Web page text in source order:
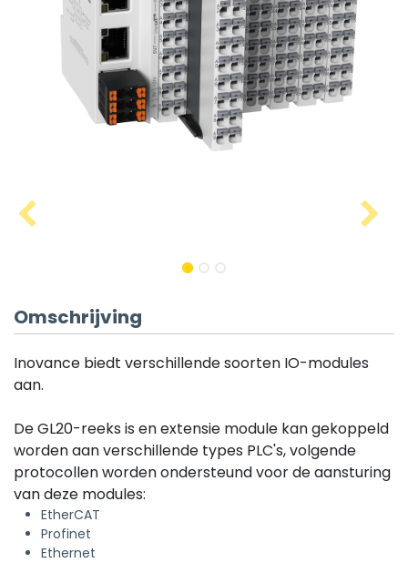
Omschrijving
Inovance biedt verschillende soorten IO-modules
aan.
De GL20-reeks is en extensie module kan gekoppeld
worden aan verschillende types PLC's, volgende
protocollen worden ondersteund voor de aansturing
van deze modules:
EtherCAT
Profinet
Ethernet